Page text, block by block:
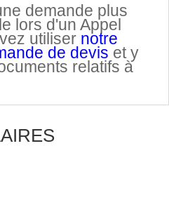
demande plus
lors d'un Appel
utiliser notre
de devis et y
relatifs à